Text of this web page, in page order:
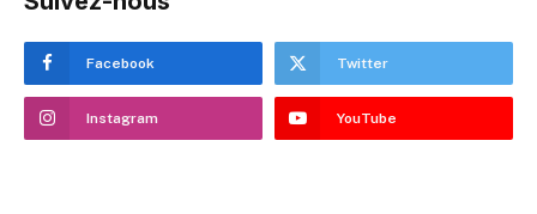
Facebook Twitter
Instagram YouTube